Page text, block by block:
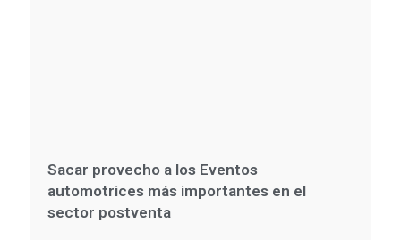
Sacar provecho a los Eventos
automotrices más importantes en el
sector postventa